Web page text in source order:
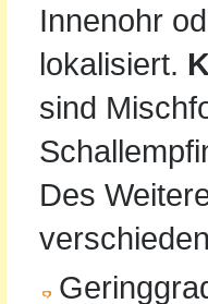
Innenohr
lokalisiert.
sind
Des